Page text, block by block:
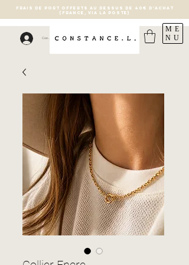
Connexion
FRAIS DE PORT OFFERTS AU DESSUS DE 40€ D'ACHAT
(France, via la poste)
ME
NU